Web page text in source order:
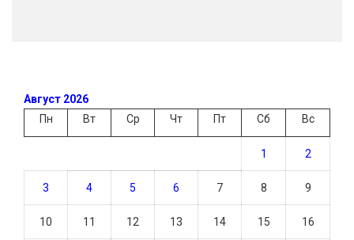
Август 2026
Пн
Вт Ср Чт Пт Сб Вс
1 2
3 4 5 6 7 8 9
10 11 12 13 14 15 16